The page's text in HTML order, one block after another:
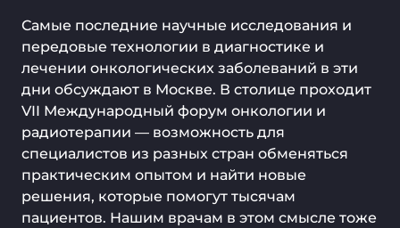
Самые последние научные исследования и
передовые технологии в диагностике и
лечении онкологических заболеваний в эти
дни обсуждают в Москве. В столице проходит
VII Международный форум онкологии и
радиотерапии — возможность для
специалистов из разных стран обменяться
практическим опытом и найти новые
решения, которые помогут тысячам
пациентов. Нашим врачам в этом смысле тоже